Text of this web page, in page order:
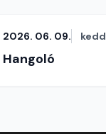
2026. 06. 09. kedd
Hangoló